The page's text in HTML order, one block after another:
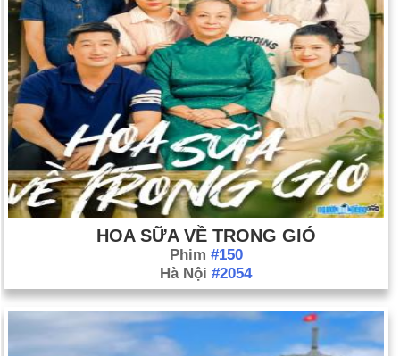
HOA SỮA VỀ TRONG GIÓ
Phim #150
Hà Nội #2054